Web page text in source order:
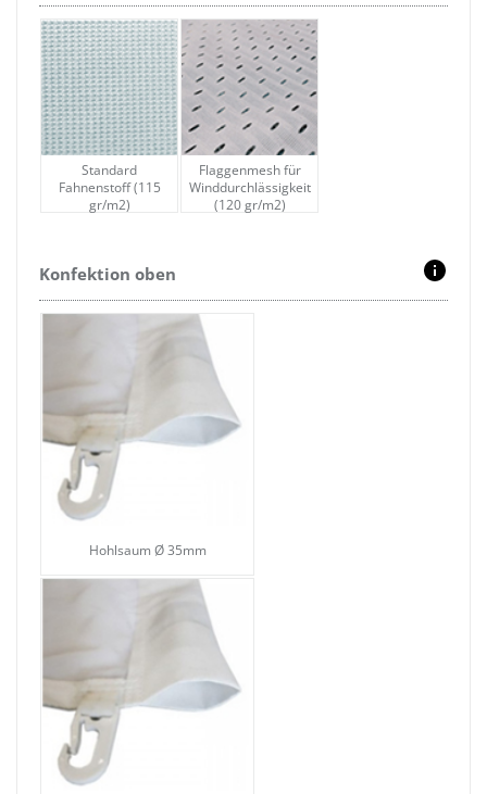
Standard
Fahnenstoff (115
gr/m2)
Flaggenmesh für
Winddurchlässigkeit
(120 gr/m2)
Konfektion oben
Hohlsaum Ø 35mm